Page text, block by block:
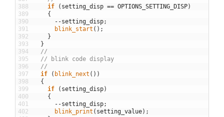
388
389
390
391
392
393
394
395
396
397
398
399
400
401
402
if
( setting_disp == OPTIONS_SETTING_DISP)
{
--setting_disp;
blink_start ( ) ;
}
}
//
// blink code display
//
if
( blink_next ( ) )
{
if
( setting_disp)
{
--setting_disp;
blink_print ( setting_value) ;